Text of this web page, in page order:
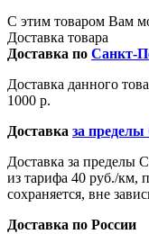
С этим товаром Вам
Доставка товара
Доставка по Санкт-
Доставка данного
1000 р.
Доставка за пределы
Доставка за пределы
из тарифа 40 руб./км,
сохраняется, вне
Доставка по России